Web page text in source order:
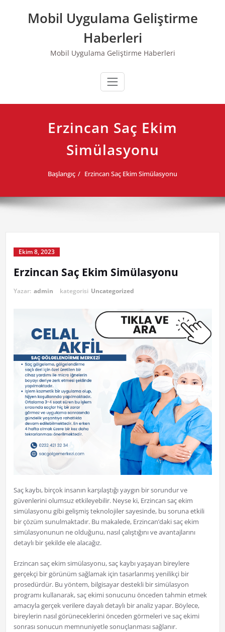
Mobil Uygulama Geliştirme
Haberleri
Mobil Uygulama Geliştirme Haberleri
Erzincan Saç Ekim
Simülasyonu
Başlangıç Erzincan Saç Ekim Simülasyonu
Ekim 8, 2023
Erzincan Saç Ekim Simülasyonu
Yazar: admin kategorisi Uncategorized
Saç kaybı, birçok insanın karşılaştığı yaygın bir sorundur ve
güvenlerini olumsuz etkileyebilir. Neyse ki, Erzincan saç ekim
simülasyonu gibi gelişmiş teknolojiler sayesinde, bu soruna etkili
bir çözüm sunulmaktadır. Bu makalede, Erzincan’daki saç ekim
simülasyonunun ne olduğunu, nasıl çalıştığını ve avantajlarını
detaylı bir şekilde ele alacağız.
Erzincan saç ekim simülasyonu, saç kaybı yaşayan bireylere
gerçekçi bir görünüm sağlamak için tasarlanmış yenilikçi bir
prosedürdür. Bu yöntem, bilgisayar destekli bir simülasyon
programı kullanarak, saç ekimi sonucunu önceden tahmin etmek
amacıyla gerçek verilere dayalı detaylı bir analiz yapar. Böylece,
bireylerin nasıl görüneceklerini önceden görmeleri ve saç ekimi
sonrası sonucun memnuniyetle sonuçlanması sağlanır.